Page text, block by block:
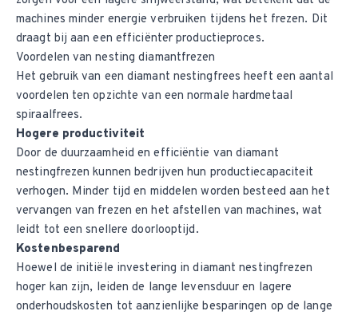
machines minder energie verbruiken tijdens het frezen. Dit
draagt bij aan een efficiënter productieproces.
Voordelen van nesting diamantfrezen
Het gebruik van een diamant nestingfrees heeft een aantal
voordelen ten opzichte van een normale hardmetaal
spiraalfrees.
Hogere productiviteit
Door de duurzaamheid en efficiëntie van diamant
nestingfrezen kunnen bedrijven hun productiecapaciteit
verhogen. Minder tijd en middelen worden besteed aan het
vervangen van frezen en het afstellen van machines, wat
leidt tot een snellere doorlooptijd.
Kostenbesparend
Hoewel de initiële investering in diamant nestingfrezen
hoger kan zijn, leiden de lange levensduur en lagere
onderhoudskosten tot aanzienlijke besparingen op de lange